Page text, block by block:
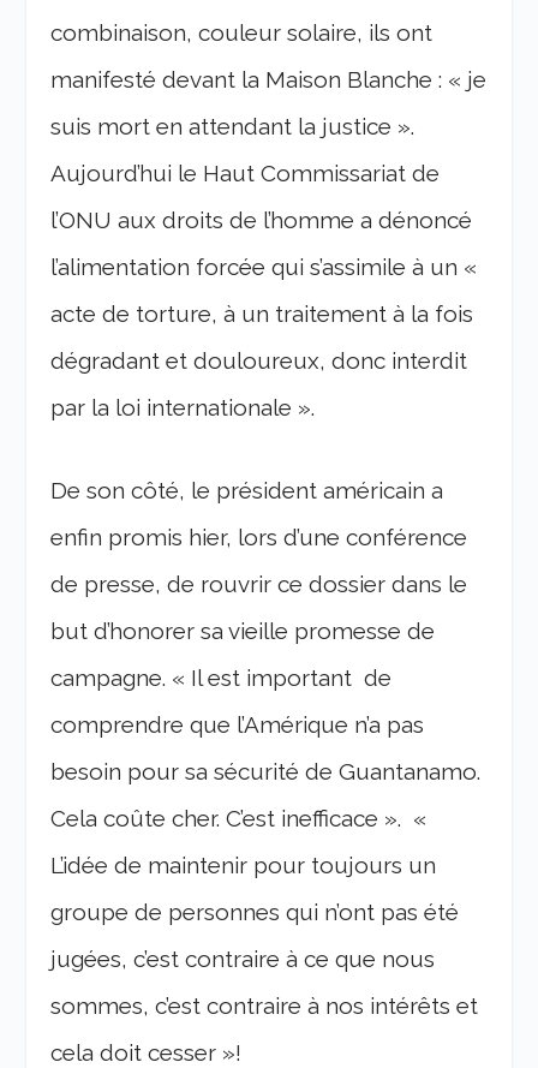
combinaison, couleur solaire, ils ont
manifesté devant la Maison Blanche : « je
suis mort en attendant la justice ».
Aujourd’hui le Haut Commissariat de
l’ONU aux droits de l’homme a dénoncé
l’alimentation forcée qui s’assimile à un «
acte de torture, à un traitement à la fois
dégradant et douloureux, donc interdit
par la loi internationale ».
De son côté, le président américain a
enfin promis hier, lors d’une conférence
de presse, de rouvrir ce dossier dans le
but d’honorer sa vieille promesse de
campagne. « Il est important de
comprendre que l’Amérique n’a pas
besoin pour sa sécurité de Guantanamo.
Cela coûte cher. C’est inefficace ». «
L’idée de maintenir pour toujours un
groupe de personnes qui n’ont pas été
jugées, c’est contraire à ce que nous
sommes, c’est contraire à nos intérêts et
cela doit cesser »!